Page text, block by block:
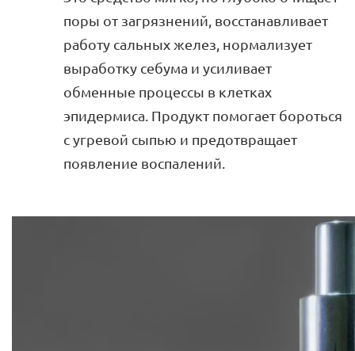
поры от загрязнений, восстанавливает
работу сальных желез, нормализует
выработку себума и усиливает
обменные процессы в клетках
эпидермиса. Продукт помогает бороться
с угревой сыпью и предотвращает
появление воспалений.